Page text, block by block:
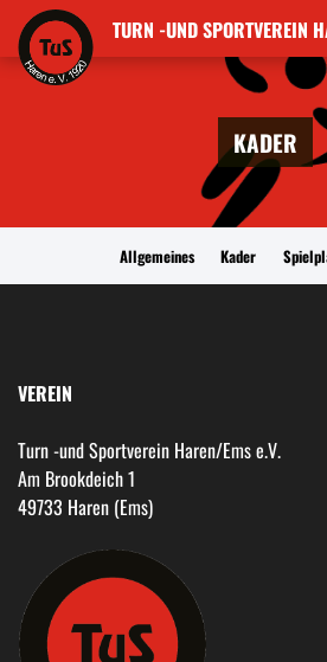
TURN -UND SPORTVEREIN
KADER
Allgemeines Kader
VEREIN
Turn -und Sportverein Haren/Ems e.V.
Am Brookdeich 1
49733 Haren (Ems)